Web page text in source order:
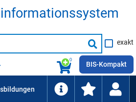
Suche
starten
exakt
0
BIS-Kompakt